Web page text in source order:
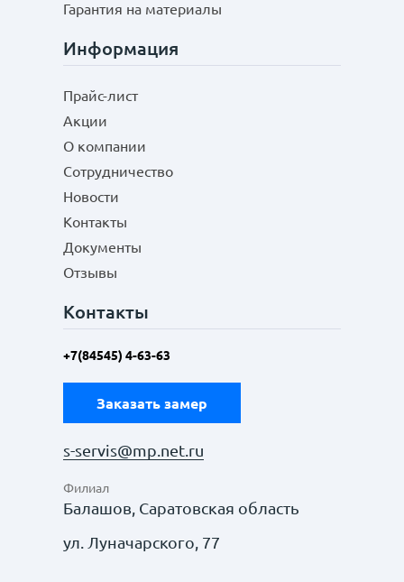
Гарантия на материалы
Информация
Прайс-лист
Акции
О компании
Сотрудничество
Новости
Контакты
Документы
Отзывы
Контакты
+7(84545) 4-63-63
Заказать замер
s-servis@mp.net.ru
Филиал
Балашов, Саратовская область
ул. Луначарского, 77